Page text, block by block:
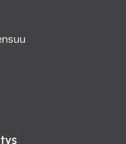
suunniteltu
ääni niin
toimii hyvin
joten kokonaisuus
käyttötarkoituksen